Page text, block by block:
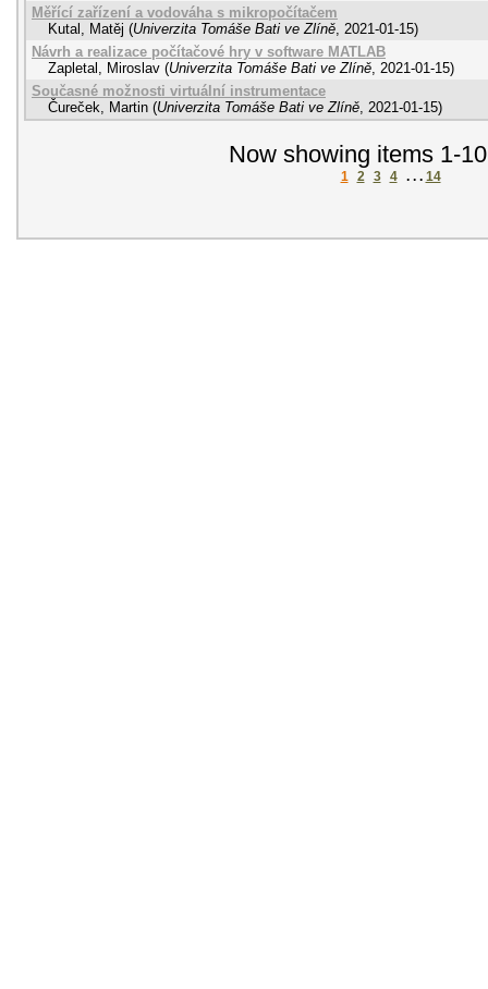
Měřící zařízení a vodováha s mikropočítačem
Kutal, Matěj (Univerzita Tomáše Bati ve Zlíně 2021-01-15)
Návrh a realizace počítačové hry v software MATLAB
Zapletal, Miroslav (Univerzita Tomáše Bati ve Zlíně 2021-01-15)
Současné možnosti virtuální instrumentace
Čureček, Martin (Univerzita Tomáše Bati ve Zlíně 2021-01-15)
Now showing items 1-
1 2 3 4 . . . 14